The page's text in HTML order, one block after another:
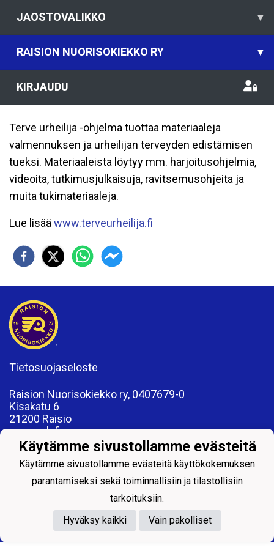
JAOSTOVALIKKO ▾
RAISION NUORISOKIEKKO RY ▾
KIRJAUDU
Terve urheilija -ohjelma tuottaa materiaaleja
valmennuksen ja urheilijan terveyden edistämisen
tueksi. Materiaaleista löytyy mm. harjoitusohjelmia,
videoita, tutkimusjulkaisuja, ravitsemusohjeita ja
muita tukimateriaaleja.
Lue lisää www.terveurheilija.fi
Tietosuojaseloste
Raision Nuorisokiekko ry, 0407679-0
Kisakatu 6
21200 Raisio
www.rnk.fi
toimisto@rnk.fi
Powered by
Käytämme sivustollamme evästeitä
Käytämme sivustollamme evästeitä käyttökokemuksen
parantamiseksi sekä toiminnallisiin ja tilastollisiin
tarkoituksiin.
Hyväksy kaikki
Vain pakolliset